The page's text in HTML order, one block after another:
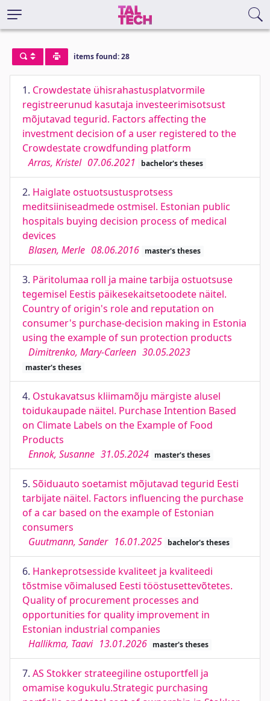
items found: 28
1. Crowdestate ühisrahastusplatvormile
registreerunud kasutaja investeerimisotsust
mõjutavad tegurid. Factors affecting the
investment decision of a user registered to the
Crowdestate crowdfunding platform
Arras, Kristel 07.06.2021 bachelor's theses
2. Haiglate ostuotsustusprotsess
meditsiiniseadmede ostmisel. Estonian public
hospitals buying decision process of medical
devices
Blasen, Merle 08.06.2016 master's theses
3. Päritolumaa roll ja maine tarbija ostuotsuse
tegemisel Eestis päikesekaitsetoodete näitel.
Country of origin's role and reputation on
consumer's purchase-decision making in Estonia
using the example of sun protection products
Dimitrenko, Mary-Carleen 30.05.2023
master's theses
4. Ostukavatsus kliimamõju märgiste alusel
toidukaupade näitel. Purchase Intention Based
on Climate Labels on the Example of Food
Products
Ennok, Susanne 31.05.2024 master's theses
5. Sõiduauto soetamist mõjutavad tegurid Eesti
tarbijate näitel. Factors influencing the purchase
of a car based on the example of Estonian
consumers
Guutmann, Sander 16.01.2025 bachelor's theses
6. Hankeprotsesside kvaliteet ja kvaliteedi
tõstmise võimalused Eesti tööstusettevõtetes.
Quality of procurement processes and
opportunities for quality improvement in
Estonian industrial companies
Hallikma, Taavi 13.01.2026 master's theses
7. AS Stokker strateegiline ostuportfell ja
omamise kogukulu.Strategic purchasing